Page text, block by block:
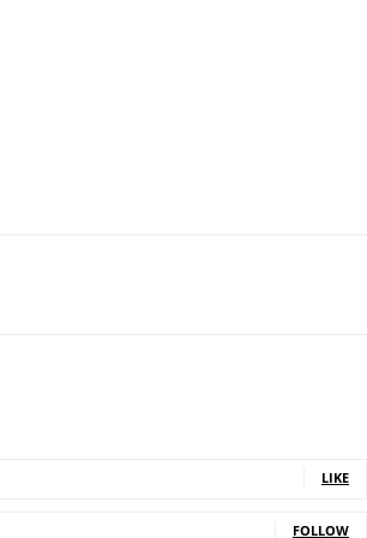
LIKE
FOLLOW